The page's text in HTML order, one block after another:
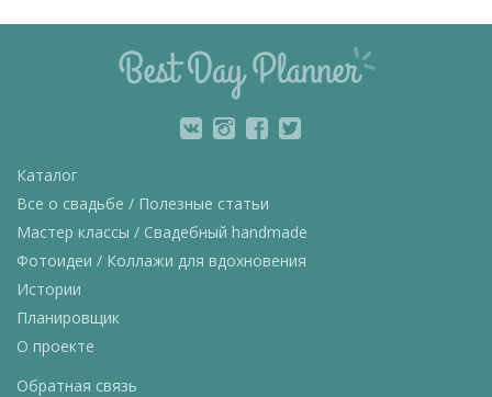
Каталог
Все о свадьбе / Полезные статьи
Мастер классы / Свадебный handmade
Фотоидеи / Коллажи для вдохновения
Истории
Планировщик
О проекте
Обратная связь